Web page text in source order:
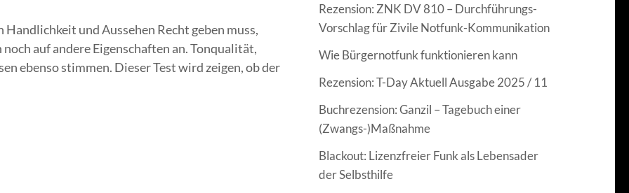
und Aussehen Recht geben muss,
auf andere Eigenschaften an. Tonqualität,
ebenso stimmen. Dieser Test wird zeigen, ob der
Rezension: ZNK DV 810 – Durchführungs-
Vorschlag für Zivile Notfunk-Kommunikation
Wie Bürgernotfunk funktionieren kann
Rezension: T-Day Aktuell Ausgabe 2025 / 11
Buchrezension: Ganzil – Tagebuch einer
(Zwangs-)Maßnahme
Blackout: Lizenzfreier Funk als Lebensader
der Selbsthilfe